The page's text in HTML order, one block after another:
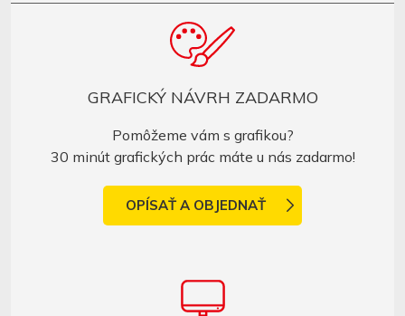
GRAFICKÝ NÁVRH ZADARMO
Pomôžeme vám s grafikou?
30 minút grafických prác máte u nás zadarmo!
OPÍSAŤ A OBJEDNAŤ